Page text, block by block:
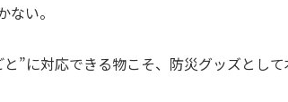
い。
”に対応できる物こそ、防災グッズとして